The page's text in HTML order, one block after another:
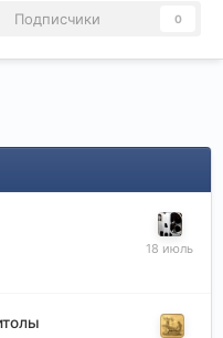
Подписчики 0